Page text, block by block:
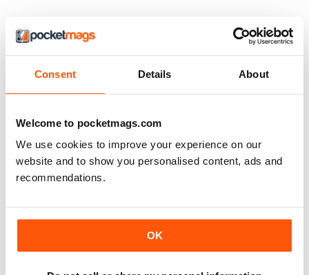
Consent Details About
Welcome to pocketmags.com
We use cookies to improve your experience on our
website and to show you personalised content, ads and
recommendations.
OK
Adobe Photoshop Manual
Vista|Al carrello